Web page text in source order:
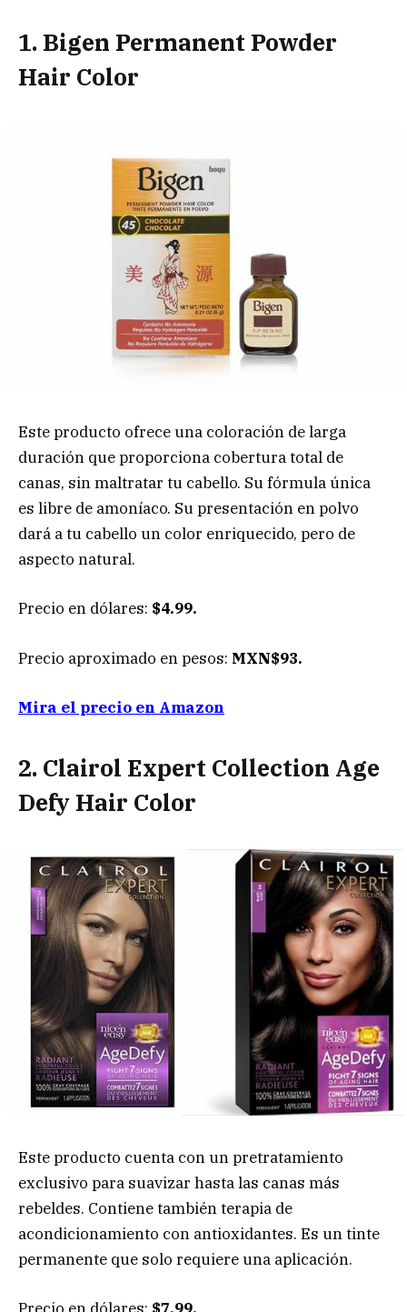
1. Bigen Permanent Powder
Hair Color
Este producto ofrece una coloración de larga
duración que proporciona cobertura total de
canas, sin maltratar tu cabello. Su fórmula única
es libre de amoníaco. Su presentación en polvo
dará a tu cabello un color enriquecido, pero de
aspecto natural.
Precio en dólares: $4.99.
Precio aproximado en pesos: MXN$93.
Mira el precio en Amazon
2. Clairol Expert Collection Age
Defy Hair Color
Este producto cuenta con un pretratamiento
exclusivo para suavizar hasta las canas más
rebeldes. Contiene también terapia de
acondicionamiento con antioxidantes. Es un tinte
permanente que solo requiere una aplicación.